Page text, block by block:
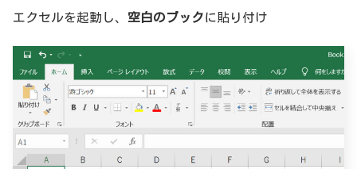
エクセルを起動し、 空白のブックに貼り付け